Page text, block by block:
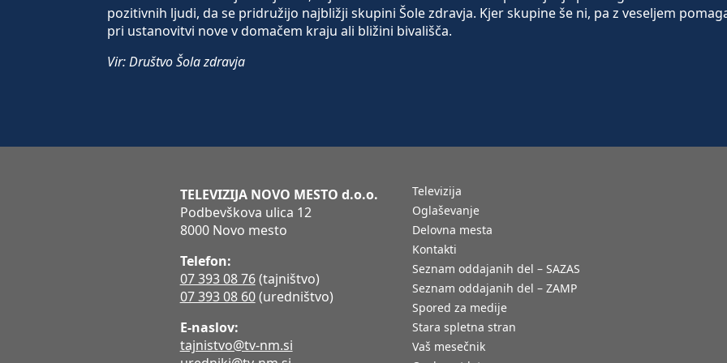
pozitivnih ljudi, da se pridružijo najbližji skupini Šole zdravja. Kjer skupine še ni, pa z veseljem
pri ustanovitvi nove v domačem kraju ali bližini bivališča.
Vir: Društvo Šola zdravja
TELEVIZIJA NOVO MESTO d.o.o.
Podbevškova ulica 12
8000 Novo mesto
Telefon:
07 393 08 76(tajništvo)
07 393 08 60(uredništvo)
E-naslov:
tajnistvo@tv-nm.si
Televizija
Oglaševanje
Delovna mesta
Kontakti
Seznam oddajanih del – SAZAS
Seznam oddajanih del – ZAMP
Spored za medije
Stara spletna stran
Vaš mesečnik